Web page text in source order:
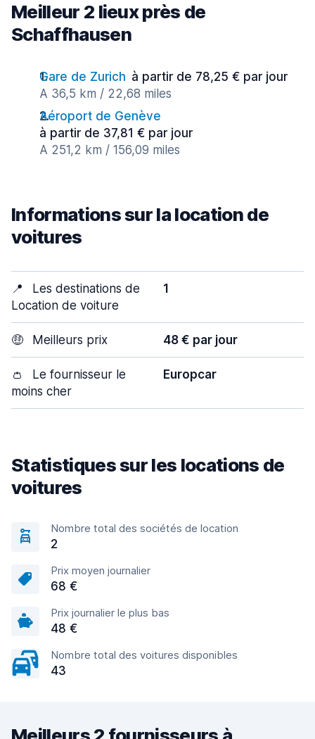
Meilleur 2 lieux près de
Schaffhausen
Gare de Zurich à partir de 78,25 € par jour
A 36,5 km / 22,68 miles
Aéroport de Genève
à partir de 37,81 € par jour
A 251,2 km / 156,09 miles
Informations sur la location de
voitures
📍
Les destinations de
Location de voiture
1
🤑 Meilleurs prix 48 € par jour
👛
Le fournisseur le
moins cher
Europcar
Statistiques sur les locations de
voitures
Nombre total des sociétés de location
2
Prix moyen journalier
68 €
Prix journalier le plus bas
48 €
Nombre total des voitures disponibles
43